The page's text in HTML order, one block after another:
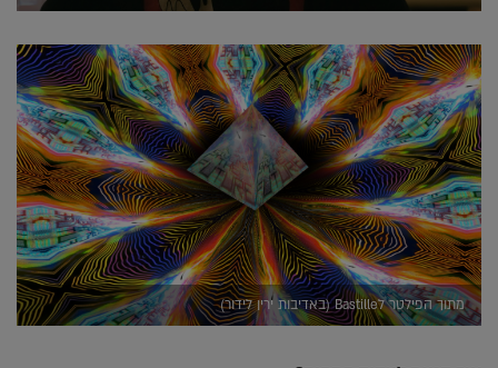
מתוך הפילטר לBastille (באדיבות ירין לידור)